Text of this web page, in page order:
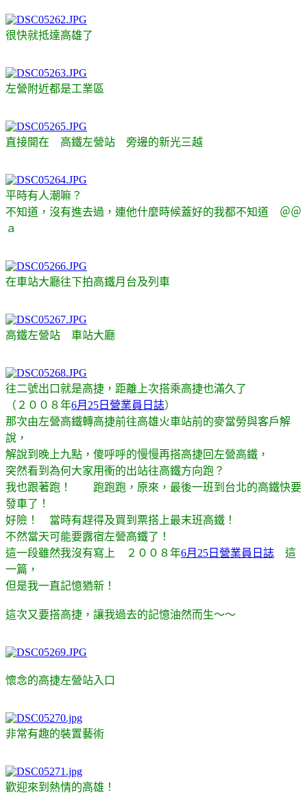
很快就抵達高雄了
左營附近都是工業區
直接開在 高鐵左營站 旁邊的新光三越
平時有人潮嘛？
不知道，沒有進去過，連他什麼時候蓋好的我都不知道 ＠＠
ａ
在車站大廳往下拍高鐵月台及列車
高鐵左營站 車站大廳
往二號出口就是高捷，距離上次搭乘高捷也滿久了
（２００８年6月25日營業員日誌）
那次由左營高鐵轉高捷前往高雄火車站前的麥當勞與客戶解
說，
解說到晚上九點，傻呼呼的慢慢再搭高捷回左營高鐵，
突然看到為何大家用衝的出站往高鐵方向跑？
我也跟著跑！ 跑跑跑，原來，最後一班到台北的高鐵快要
發車了！
好險！ 當時有趕得及買到票搭上最末班高鐵！
不然當天可能要露宿左營高鐵了！
這一段雖然我沒有寫上 ２００８年6月25日營業員日誌 這
一篇，
但是我一直記憶猶新！
這次又要搭高捷，讓我過去的記憶油然而生～～
懷念的高捷左營站入口
非常有趣的裝置藝術
歡迎來到熱情的高雄！